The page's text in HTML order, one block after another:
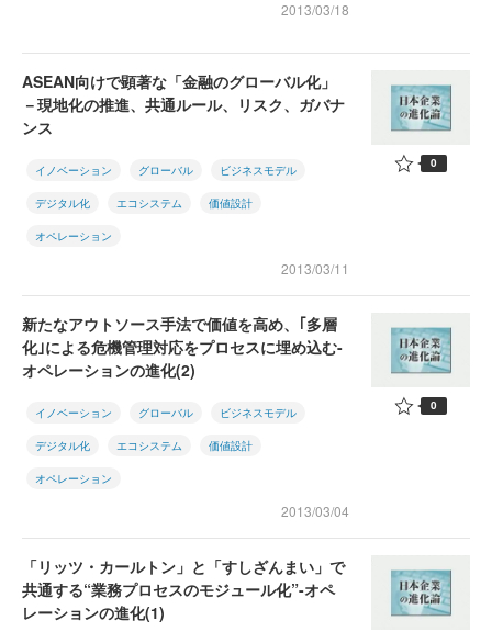
2013/03/18
ASEAN向けで顕著な「金融のグローバル化」
－現地化の推進、共通ルール、リスク、ガバナ
ンス
イノベーション グローバル ビジネスモデル
デジタル化 エコシステム 価値設計
オペレーション
2013/03/11
0
新たなアウトソース手法で価値を高め、｢多層
化｣による危機管理対応をプロセスに埋め込む-
オペレーションの進化(2)
イノベーション グローバル ビジネスモデル
デジタル化 エコシステム 価値設計
オペレーション
2013/03/04
0
「リッツ・カールトン」と「すしざんまい」で
共通する“業務プロセスのモジュール化”-オペ
レーションの進化(1)